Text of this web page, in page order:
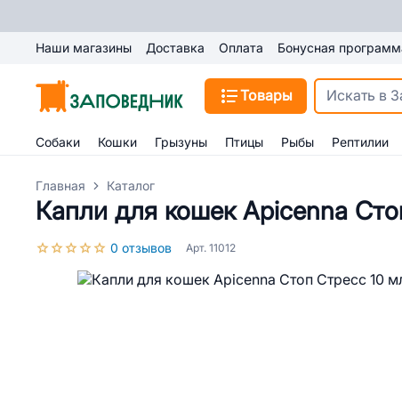
Наши магазины Доставка Оплата Бонусная
Товары
Собаки Кошки Грызуны Птицы Рыбы Рептилии
Главная Каталог
Капли для кошек Apicenna
0 отзывов Арт. 11012